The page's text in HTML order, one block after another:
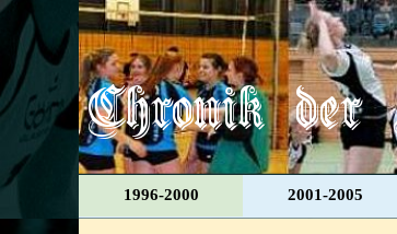
Direkt zum Seiteninhalt
Chronik
1996-2000 2001-2005